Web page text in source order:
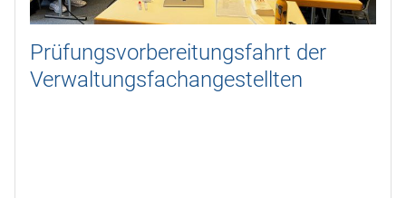
Prüfungsvorbereitungsfahrt der
Verwaltungsfachangestellten